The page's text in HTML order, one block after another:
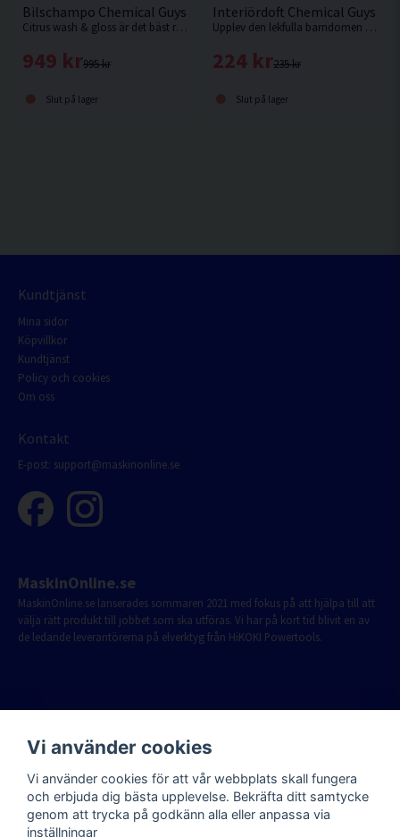
Bilschampo Chemical Guys Citrus Wash & Gloss 3,7L
Citrus wash & gloss är det bäst rengörande schampot från Chemical guys, det är ingen tillfällighet att den konstant hamnar i toppskiktet i försäljning
995 kr
949 kr
Slut på lager
Interiördoft Chemical Guys
Upplev den lekfulla barndomen med denna underbart doftande luftuppfriskare och odörborttagare med doft av ljuvligt bubbelgum!
235 kr
224 kr
Slut på lager
Kundtjänst
Mina sidor
Köpvillkor
Kundtjänst
Policy och cookies
Om oss
Kontakt
E-post: support@maskinonline.se
MaskinOnline.se
MaskinOnline.se lanserades sommaren 2021 med fokus på att hjälpa till att
välja rätt produkt till jobbet som ska utföras. Vi har på kort tid blivit en av
de ledande leverantörerna på elverktyg från HiKOKI Powertools.
Vi använder cookies
Vi använder cookies för att vår webbplats skall fungera
och erbjuda dig bästa upplevelse. Bekräfta ditt samtycke
genom att trycka på godkänn alla eller anpassa via
inställningar